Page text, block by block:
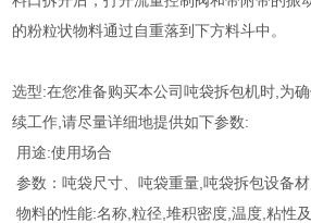
的粉粒状物料通过自重落到下方料斗中。
选型:在您准备购买本公司吨袋拆包机时,为
续工作,请尽量详细地提供如下参数:
用途:使用场合
参数：吨袋尺寸、吨袋重量,吨袋拆包设备材
物料的性能:名称,粒径,堆积密度,温度,粘性